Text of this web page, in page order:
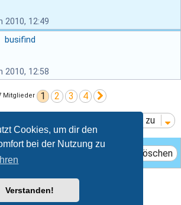
Cookies, um dir den
bei der Nutzung zu
Verstanden!
2010, 12:49
busifind
2010, 12:58
Mitglieder 1 2 3 4
Gehe zu
Alle Cookies löschen
Breeze style byIan Bradley
byphpBB® Forum Software © phpBB Limited
phpBB.de